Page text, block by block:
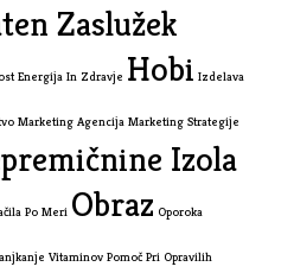
Zaslužek
Energija In Zdravje Hobi Izdelava
Marketing Agencija Marketing Strategije
Izola
Po Meri Obraz Oporoka
Vitaminov Pomoč Pri Opravilih